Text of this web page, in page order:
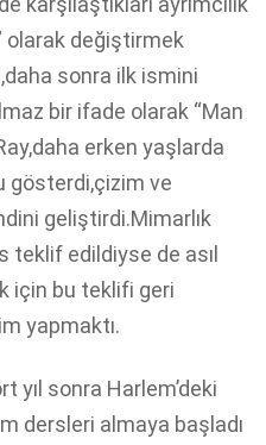
olarak değiştirmek
sonra ilk ismini
bir ifade olarak “Man
erken yaşlarda
gösterdi,çizim ve
geliştirdi.Mimarlık
teklif edildiyse de asıl
için bu teklifi geri
yapmaktı.
yıl sonra Harlem’deki
dersleri almaya başladı